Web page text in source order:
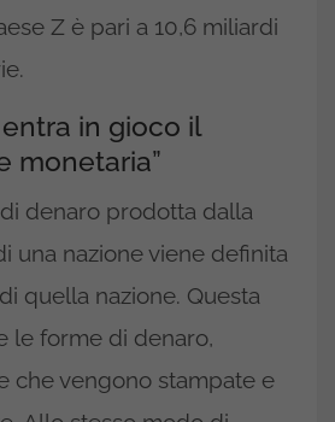
Z è pari a 10,6 miliardi
in gioco il
monetaria”
di denaro prodotta dalla
una nazione viene definita
quella nazione. Questa
le forme di denaro,
che vengono stampate e